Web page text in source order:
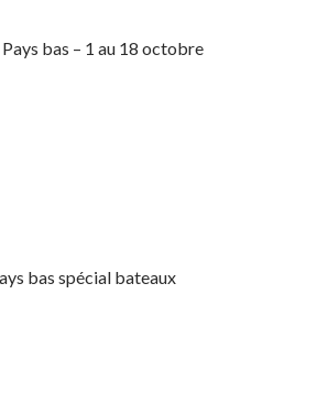
bas – 1 au 18 octobre
bas spécial bateaux